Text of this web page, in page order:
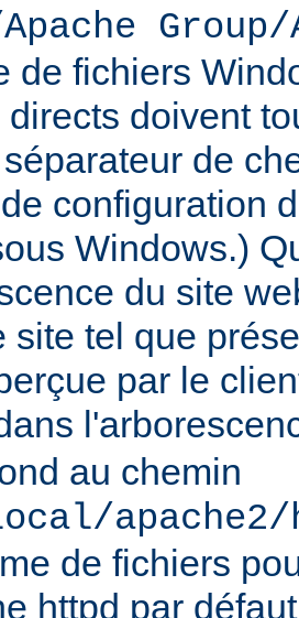
Group/
de fichiers
doivent
de
configuration
Windows.)
du site
site tel que
par le
au chemin
de fichiers
httpd par